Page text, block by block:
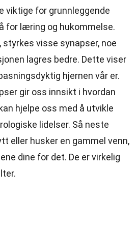
viktige for grunnleggende
for læring og hukommelse.
visse synapser, noe
lagres bedre. Dette viser
hjernen vår er.
gir oss innsikt i hvordan
hjelpe oss med å utvikle
lidelser. Så neste
eller husker en gammel venn,
dine for det. De er virkelig